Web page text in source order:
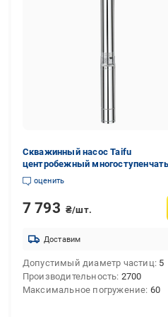
Скважинный насос Taifu
центробежный
3STM3-20 TF3318 550 Вт
оценить
7 793 ₴/шт.
Доставим
Допустимый диаметр частиц 5
Производительность 2700
Максимальное погружение 60